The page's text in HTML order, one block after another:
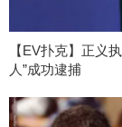
【EV扑克】正义
人”成功逮捕